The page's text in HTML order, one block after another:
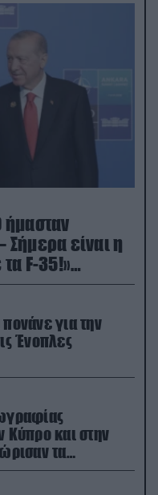
ήμασταν
Σήμερα είναι η
F-35!»
για την
Ένοπλες
Κύπρο και στην
τα